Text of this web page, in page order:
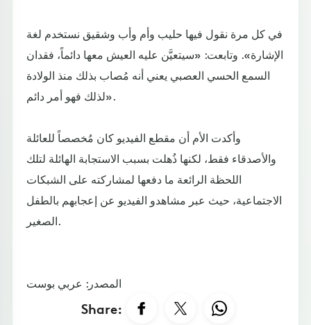
في كل مرة نقول فيها حليب وأم وأب وشقيق نستخدم لغة
الإشارة». وتابعت: «سيتعيَّن عليه العيش معها دائماً، فقدان
السمع الحسي العصبي يعني أنه مُصاب بذلك منذ الولادة
لذلك فهو أمر دائم».
وأكدت الأم أن مقطع الفيديو كان مُخصصاً للعائلة
والأصدقاء فقط، لكنها ذُهلت بسبب الاستجابة الهائلة لتلك
اللحظة الرائعة ما دفعها لمشاركته على الشبكات
الاجتماعية، حيث عبر مشاهدو الفيديو عن إعجابهم بالطفل
الصغير.
المصدر: عربي بوست
Share: